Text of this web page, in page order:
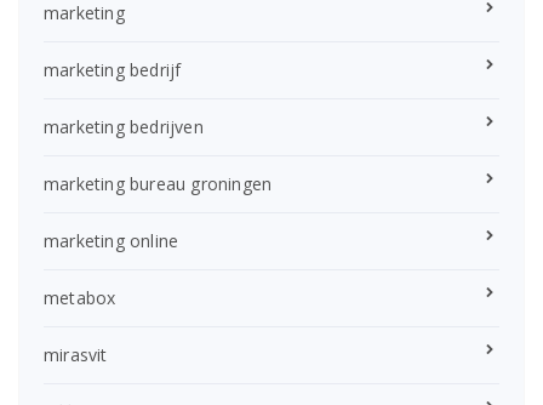
marketing
marketing bedrijf
marketing bedrijven
marketing bureau groningen
marketing online
metabox
mirasvit